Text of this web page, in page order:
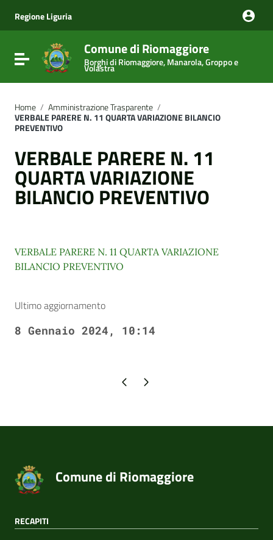
Vai al menu di navigazione
Vai al footer
Regione Liguria
Attiva / disattiva la navigazione
Comune di Riomaggiore
Borghi di Riomaggiore, Manarola, Groppo e
Volastra
Home / Amministrazione Trasparente /
VERBALE PARERE N. 11 QUARTA VARIAZIONE BILANCIO
PREVENTIVO
VERBALE PARERE N. 11
QUARTA VARIAZIONE
BILANCIO PREVENTIVO
VERBALE PARERE N. 11 QUARTA VARIAZIONE
BILANCIO PREVENTIVO
Ultimo aggiornamento
8 Gennaio 2024, 10:14
Pagina precedente
Pagina successiva
Comune di Riomaggiore
RECAPITI